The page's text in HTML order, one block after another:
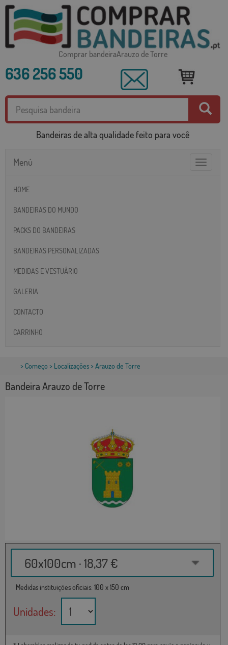
Comprar bandeiraArauzo de Torre
636 256 550
Bandeiras de alta qualidade feito para você
Toggle
Menú
HOME
BANDEIRAS DO MUNDO
PACKS DO BANDEIRAS
BANDEIRAS PERSONALIZADAS
MEDIDAS E VESTUÁRIO
GALERIA
CONTACTO
CARRINHO
> Começo > Localizações> Arauzo de Torre
Bandeira Arauzo de Torre
60x100cm · 18,37 €
Medidas instituições oficiais: 100 x 150 cm
Unidades: